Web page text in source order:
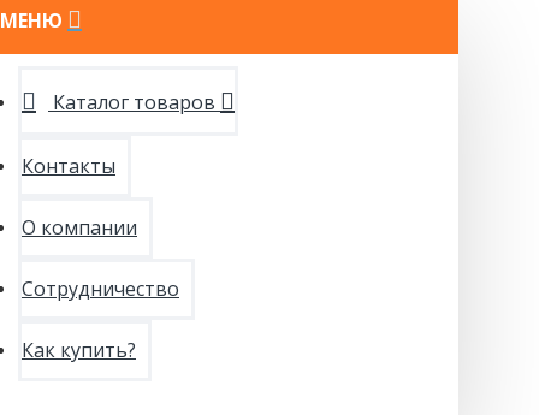
МЕНЮ
Каталог товаров
Контакты
О компании
Сотрудничество
Как купить?